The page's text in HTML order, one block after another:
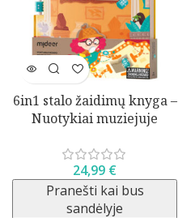
6in1 stalo žaidimų knyga –
Nuotykiai muziejuje
24,99 €
Pranešti kai bus
sandėlyje